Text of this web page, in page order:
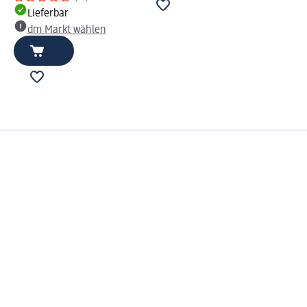
Lieferbar
dm Markt wählen